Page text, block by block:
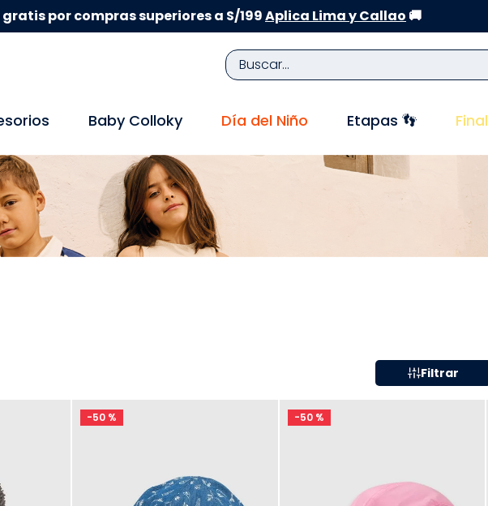
por compras superiores a S/199Aplica Lima y Callao 🚚
Buscar...
Baby Colloky Día del Niño Etapas 👣
Filtrar
-50 % -50 %
TÉRMINOS MÁS BUSCADOS
zapatillas niño
medias
sandalias
5.
sandalias niña